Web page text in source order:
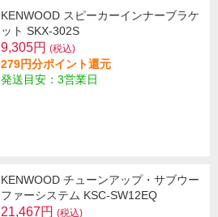
KENWOOD スピーカーインナーブラケ
ット SKX-302S
9,305円 (税込)
279円分ポイント還元
発送目安：3営業日
KENWOOD チューンアップ・サブウー
ファーシステム KSC-SW12EQ
21,467円 (税込)